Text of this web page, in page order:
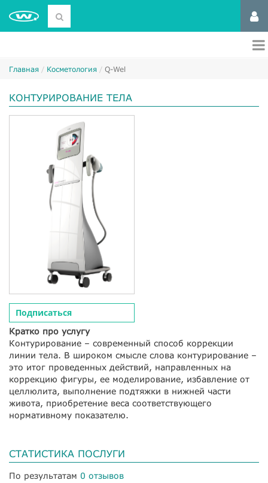
Главная Косметология Q-Wel
КОНТУРИРОВАНИЕ ТЕЛА
Подписаться
Кратко про услугу
Контурирование – современный способ коррекции
линии тела. В широком смысле слова контурирование –
это итог проведенных действий, направленных на
коррекцию фигуры, ее моделирование, избавление от
целлюлита, выполнение подтяжки в нижней части
живота, приобретение веса соответствующего
нормативному показателю.
СТАТИСТИКА ПОСЛУГИ
По результатам 0 отзывов